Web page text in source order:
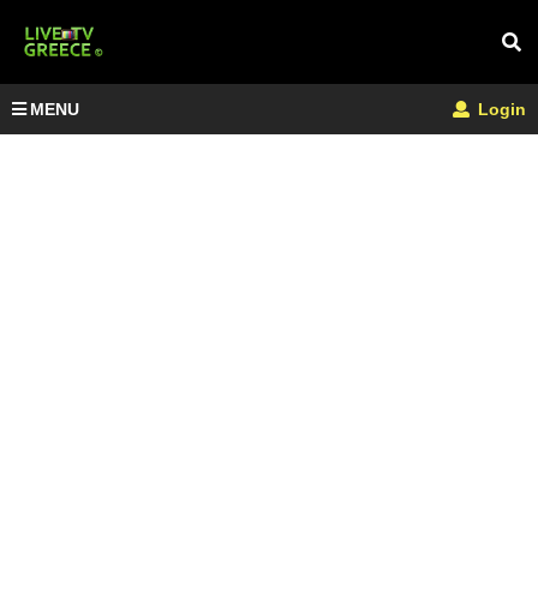
MENU Login